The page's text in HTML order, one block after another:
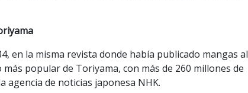
en la misma revista donde había publicado mangas al
popular de Toriyama, con más de 260 millones de
agencia de noticias japonesa NHK.